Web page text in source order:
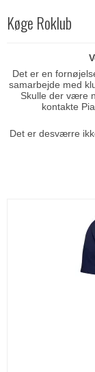
Køge Roklub
Det er en
samarbejde med
Skulle der være
kontakte
Det er desværre